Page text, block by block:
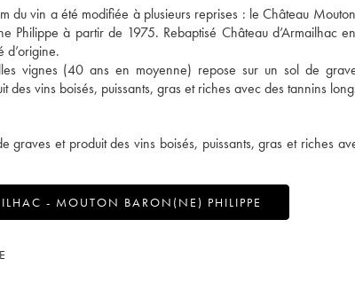
du vin a été modifiée à plusieurs reprises : le Château
à partir de 1975. Rebaptisé Château d’Armailhac
d’origine.
vignes (40 ans en moyenne) repose sur un sol de
vins boisés, puissants, gras et riches avec des tannins
et produit des vins boisés, puissants, gras et riches
- MOUTON BARON(NE) PHILIPPE